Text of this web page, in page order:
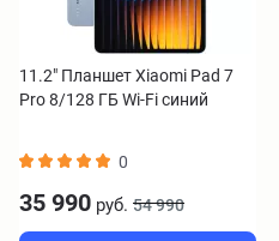
11.2" Планшет Xiaomi Pad 7
Pro 8/128 ГБ Wi-Fi синий
0
35 990 руб. 54 990